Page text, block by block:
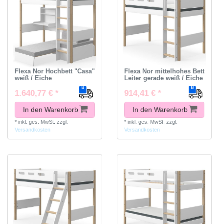
Flexa Nor Hochbett "Casa"
weiß / Eiche
1.640,77 € *
In den Warenkorb
* inkl. ges. MwSt. zzgl.
Versandkosten
Flexa Nor mittelhohes Bett
Leiter gerade weiß / Eiche
914,41 € *
In den Warenkorb
* inkl. ges. MwSt. zzgl.
Versandkosten